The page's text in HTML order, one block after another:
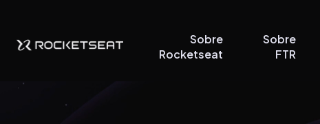
Sobre
Rocketseat
Sobre
FTR